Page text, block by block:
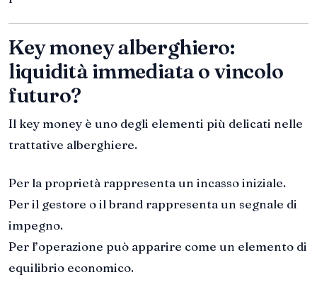
Key money alberghiero:
liquidità immediata o vincolo
futuro?
Il key money è uno degli elementi più delicati nelle
trattative alberghiere.
Per la proprietà rappresenta un incasso iniziale.
Per il gestore o il brand rappresenta un segnale di
impegno.
Per l’operazione può apparire come un elemento di
equilibrio economico.